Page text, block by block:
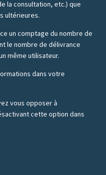
la consultation, etc.) que
ultérieures.
un comptage du nombre de
le nombre de délivrance
même utilisateur.
dans votre
vous opposer à
cette option dans